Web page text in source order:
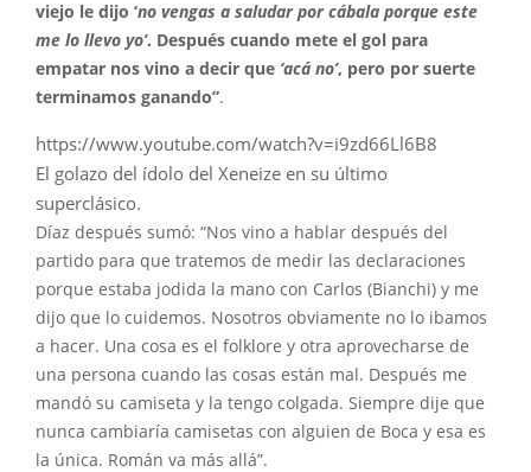
viejo le dijo ‘no vengas a saludar por cábala porque este
me lo llevo yo’. Después cuando mete el gol para
empatar nos vino a decir que ‘acá no’, pero por suerte
terminamos ganando”.
https://www.youtube.com/watch?v=i9zd66Ll6B8
El golazo del ídolo del Xeneize en su último
superclásico.
Díaz después sumó: “Nos vino a hablar después del
partido para que tratemos de medir las declaraciones
porque estaba jodida la mano con Carlos (Bianchi) y me
dijo que lo cuidemos. Nosotros obviamente no lo ibamos
a hacer. Una cosa es el folklore y otra aprovecharse de
una persona cuando las cosas están mal. Después me
mandó su camiseta y la tengo colgada. Siempre dije que
nunca cambiaría camisetas con alguien de Boca y esa es
la única. Román va más allá”.